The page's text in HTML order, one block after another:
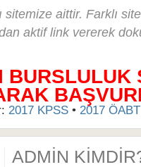
sitemize aittir. Farklı
aktif link vererek
BURSLULUK
2017 KPSS • 2017 ÖABT
ADMIN